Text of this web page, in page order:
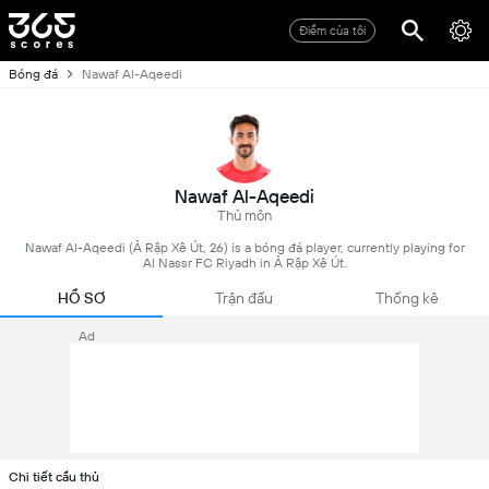
Điểm của tôi
Bóng đá Nawaf Al-Aqeedi
Nawaf Al-Aqeedi
Thủ môn
Nawaf Al-Aqeedi (Ả Rập Xê Út, 26) is a bóng đá player, currently playing for
Al Nassr FC Riyadh in Ả Rập Xê Út.
HỒ SƠ Trận đấu Thống kê
Ad
Chi tiết cầu thủ